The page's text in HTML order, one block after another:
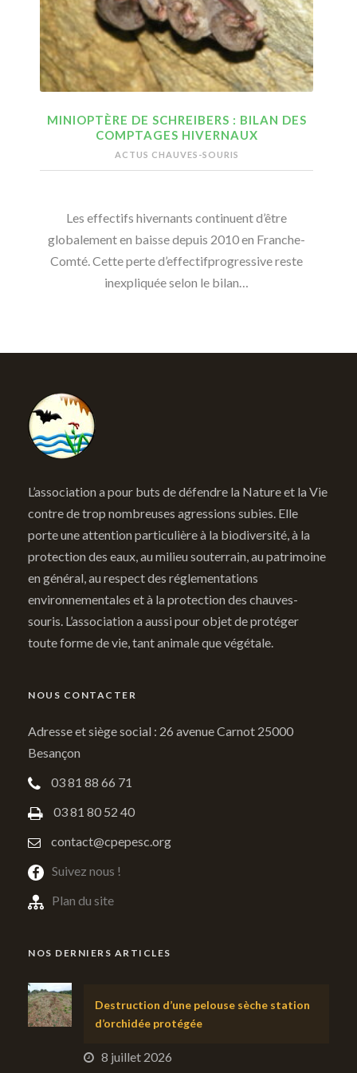
MINIOPTÈRE DE SCHREIBERS : BILAN DES
COMPTAGES HIVERNAUX
ACTUS CHAUVES-SOURIS
Les effectifs hivernants continuent d’être
globalement en baisse depuis 2010 en Franche-
Comté. Cette perte d’effectifprogressive reste
inexpliquée selon le bilan…
L’association a pour buts de défendre la Nature et la Vie
contre de trop nombreuses agressions subies. Elle
porte une attention particulière à la biodiversité, à la
protection des eaux, au milieu souterrain, au patrimoine
en général, au respect des réglementations
environnementales et à la protection des chauves-
souris. L’association a aussi pour objet de protéger
toute forme de vie, tant animale que végétale.
NOUS CONTACTER
Adresse et siège social : 26 avenue Carnot 25000
Besançon
03 81 88 66 71
03 81 80 52 40
contact@cpepesc.org
Suivez nous !
Plan du site
NOS DERNIERS ARTICLES
Destruction d’une pelouse sèche station
d’orchidée protégée
8 juillet 2026